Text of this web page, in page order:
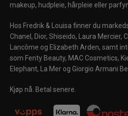
makeup, hudpleie, hårpleie eller
Hos Fredrik & Louisa finner du
Chanel, Dior, Shiseido, Laura Mercier,
Lancôme og Elizabeth Arden, samt
som Fenty Beauty, MAC Cosmetics,
Elephant, La Mer og Giorgio Armani
Kjøp nå. Betal senere.